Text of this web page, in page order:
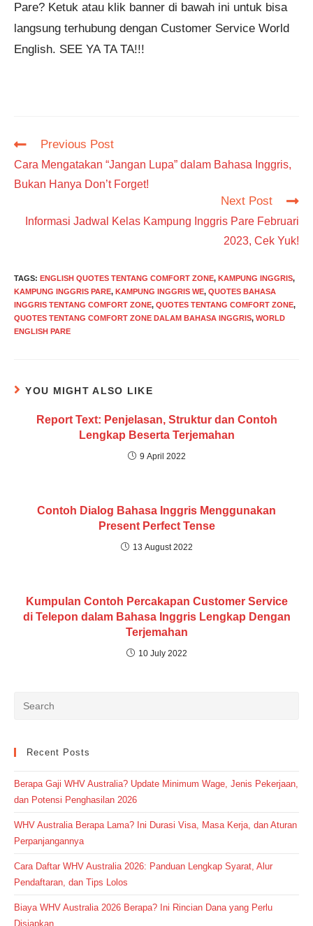
Pare? Ketuk atau klik banner di bawah ini untuk bisa
langsung terhubung dengan Customer Service World
English. SEE YA TA TA!!!
Read
articles
Previous Post
Cara Mengatakan “Jangan Lupa” dalam Bahasa Inggris,
Bukan Hanya Don’t Forget!
Next Post
Informasi Jadwal Kelas Kampung Inggris Pare Februari
2023, Cek Yuk!
TAGS: ENGLISH QUOTES TENTANG COMFORT ZONE, KAMPUNG INGGRIS,
KAMPUNG INGGRIS PARE, KAMPUNG INGGRIS WE, QUOTES BAHASA
INGGRIS TENTANG COMFORT ZONE, QUOTES TENTANG COMFORT ZONE,
QUOTES TENTANG COMFORT ZONE DALAM BAHASA INGGRIS, WORLD
ENGLISH PARE
YOU MIGHT ALSO LIKE
Report Text: Penjelasan, Struktur dan Contoh
Lengkap Beserta Terjemahan
9 April 2022
Contoh Dialog Bahasa Inggris Menggunakan
Present Perfect Tense
13 August 2022
Kumpulan Contoh Percakapan Customer Service
di Telepon dalam Bahasa Inggris Lengkap Dengan
Terjemahan
10 July 2022
Recent Posts
Berapa Gaji WHV Australia? Update Minimum Wage, Jenis Pekerjaan,
dan Potensi Penghasilan 2026
WHV Australia Berapa Lama? Ini Durasi Visa, Masa Kerja, dan Aturan
Perpanjangannya
Cara Daftar WHV Australia 2026: Panduan Lengkap Syarat, Alur
Pendaftaran, dan Tips Lolos
Biaya WHV Australia 2026 Berapa? Ini Rincian Dana yang Perlu
Disiapkan